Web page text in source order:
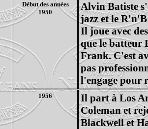
Début des années
1950
Alvin Batiste
jazz et le
Il joue avec
que le batteur
Frank. C'est
pas
l'engage pour
1956
Il part à Los
Coleman et
Blackwell et